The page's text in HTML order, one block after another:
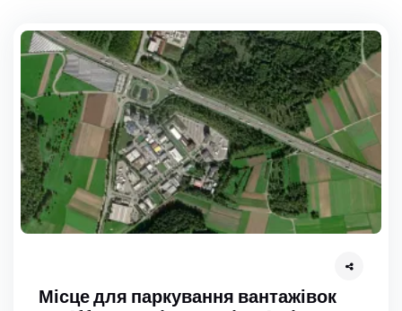
Місце для паркування вантажівок